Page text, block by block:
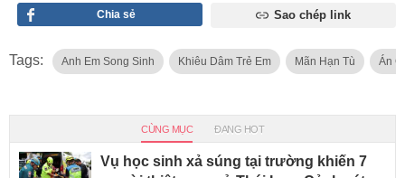
Chia sẻ Sao chép link
Tags: Anh Em Song Sinh Khiêu Dâm Trẻ Em Mãn Hạn Tù Án
CÙNG MỤC ĐANG HOT
Vụ học sinh xả súng tại trường khiến 7